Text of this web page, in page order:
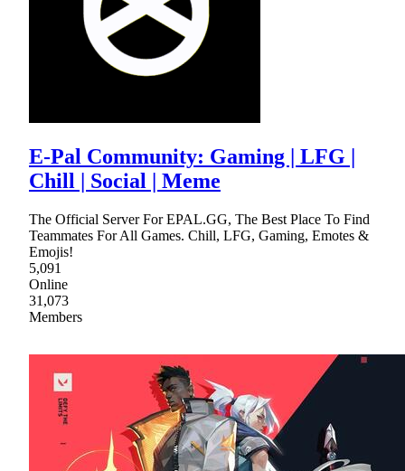
E-Pal Community: Gaming | LFG |
Chill | Social | Meme
The Official Server For EPAL.GG, The Best Place To Find
Teammates For All Games. Chill, LFG, Gaming, Emotes &
Emojis!
5,091
Online
31,073
Members